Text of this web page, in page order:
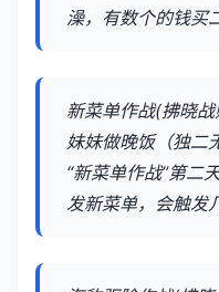
澡，有数个的钱买
新菜单作战(拂晓
妹妹做晚饭（独二
“新菜单作战”第二
发新菜单，会触发